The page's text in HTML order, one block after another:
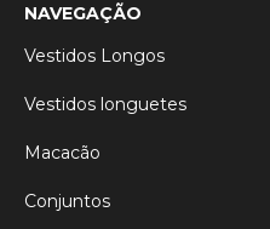
NAVEGAÇÃO
Vestidos Longos
Vestidos longuetes
Macacão
Conjuntos